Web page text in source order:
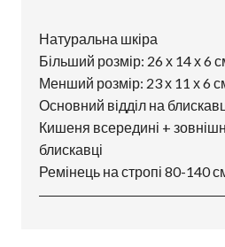
Натуральна шкіра
Більший розмір: 26 х 14 х 6
Менший розмір: 23 х 11 х 6
Основний відділ на
Кишеня всередині +
блискавці
Ремінець на стропі 80-140